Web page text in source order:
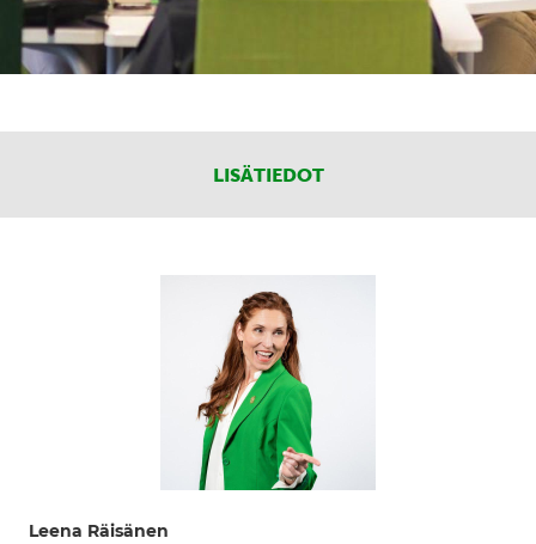
LISÄTIEDOT
Leena Räisänen